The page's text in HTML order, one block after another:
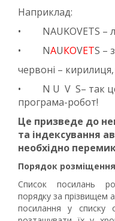
Наприклад:
• NAUKOVETS –
• NАUКОVЕТS –
червоні –
• N U V S– так це
програма-робот!
Це призведе до
та індексування
необхідно
Порядок
Список посилань
порядку за прізвищем
посилання у списку